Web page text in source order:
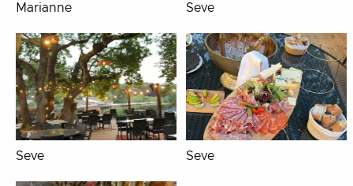
Marianne Seve
Seve Seve